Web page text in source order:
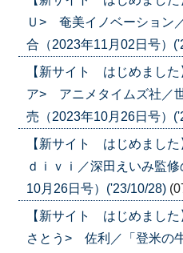
Ｕ> 奄美イノベーション
合（2023年11月02日号）
【新サイト はじめまし
ア> アニメタイムズ社／
売（2023年10月26日号）
【新サイト はじめまし
ｄｉｖｉ／深田えいみ監
10月26日号）('23/10/28)
【新サイト はじめまし
さとう> 佐利／「登米の